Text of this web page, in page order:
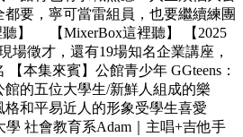
要，寧可當雷組員，也要繼續練團
聽】 【MixerBox這裡聽】 【2025
場徵才，還有19場知名企業講座，
本集來賓】公館青少年 GGteens：
館的五位大學生/新鮮人組成的樂
和平易近人的形象受學生喜愛
社會教育系Adam｜主唱+吉他手